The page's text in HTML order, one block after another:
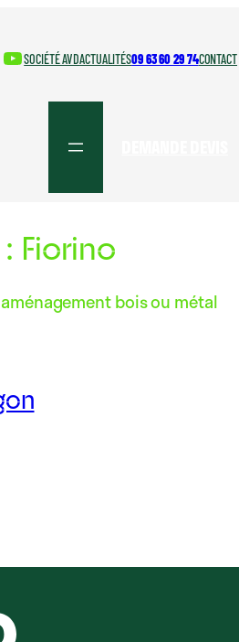
YouTube
SOCIÉTÉ AVDACTUALITÉS09 63 60 29 74CONTACT
Fiorino
bois ou métal